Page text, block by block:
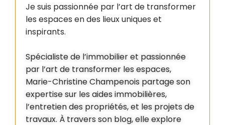
Je suis passionnée par l’art de transformer
les espaces en des lieux uniques et
inspirants.
Spécialiste de l’immobilier et passionnée
par l’art de transformer les espaces,
Marie-Christine Champenois partage son
expertise sur les aides immobilières,
l’entretien des propriétés, et les projets de
travaux. À travers son blog, elle explore